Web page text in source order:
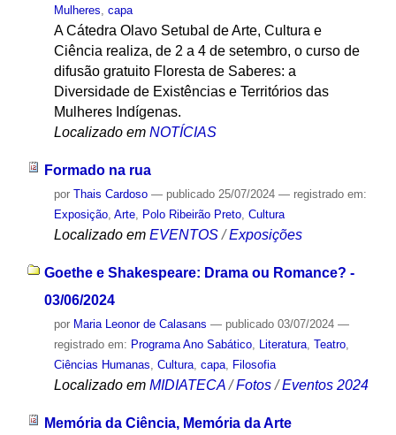
Mulheres, capa
A Cátedra Olavo Setubal de Arte, Cultura e
Ciência realiza, de 2 a 4 de setembro, o curso de
difusão gratuito Floresta de Saberes: a
Diversidade de Existências e Territórios das
Mulheres Indígenas.
Localizado em NOTÍCIAS
Formado na rua
por Thais Cardoso — publicado25/07/2024 — registrado em:
Exposição, Arte, Polo Ribeirão Preto, Cultura
Localizado em EVENTOS /Exposições
Goethe e Shakespeare: Drama ou Romance? -
03/06/2024
por Maria Leonor de Calasans — publicado03/07/2024 —
registrado em: Programa Ano Sabático, Literatura, Teatro,
Ciências Humanas Cultura, capa, Filosofia
Localizado em MIDIATECA /Fotos /Eventos 2024
Memória da Ciência, Memória da Arte